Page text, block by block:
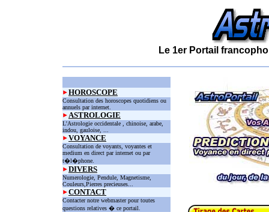
Le 1er Portail
HOROSCOPE
Consultation des horoscopes quotidiens ou
annuels par internet.
ASTROLOGIE
L'Astrologie occidentale , chinoise, arabe,
indou, gauloise, ...
VOYANCE
Consultation de voyants, voyantes et
medium en direct par internet ou par
t�l�phone.
DIVERS
Numerologie, Pendule, Magnetisme,
Couleurs,Pierres precieuses...
CONTACT
Contacter notre webmaster pour toutes
questions relatives � ce portail.